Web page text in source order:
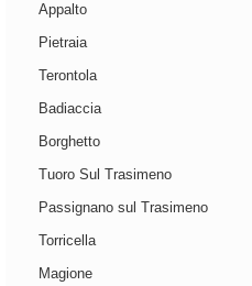
Appalto
Pietraia
Terontola
Badiaccia
Borghetto
Tuoro Sul Trasimeno
Passignano sul Trasimeno
Torricella
Magione